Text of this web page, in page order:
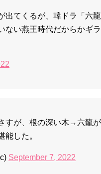
出てくるが、韓ドラ「六
ない燕王時代だからかギ
すが、根の深い木→六龍
能した。
September 7, 2022